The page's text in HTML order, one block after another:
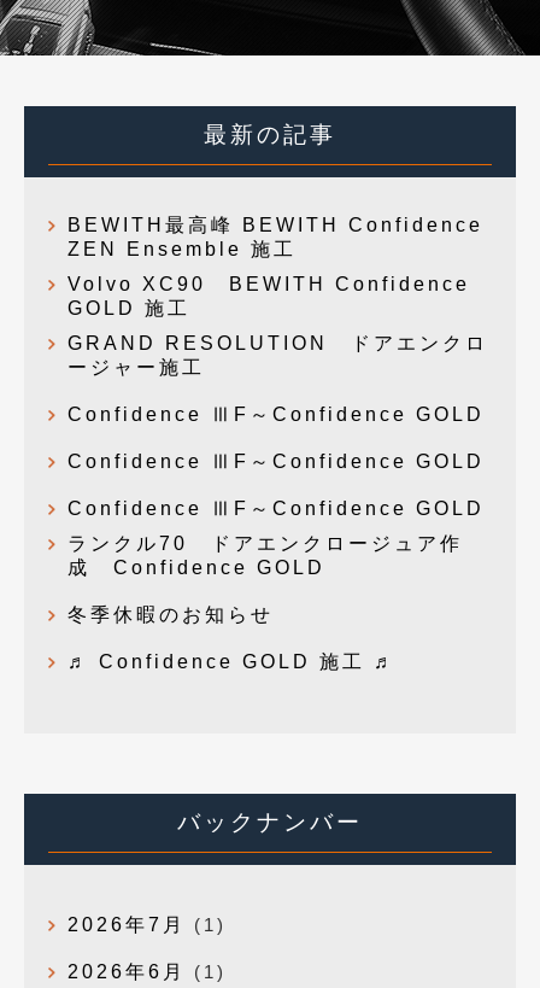
最新の記事
BEWITH最高峰 BEWITH Confidence
ZEN Ensemble 施工
Volvo XC90 BEWITH Confidence
GOLD 施工
GRAND RESOLUTION ドアエンクロ
ージャー施工
Confidence ⅢF～Confidence GOLD
Confidence ⅢF～Confidence GOLD
Confidence ⅢF～Confidence GOLD
ランクル70 ドアエンクロージュア作
成 Confidence GOLD
冬季休暇のお知らせ
♬ Confidence GOLD 施工 ♬
バックナンバー
2026年7月 (1)
2026年6月 (1)